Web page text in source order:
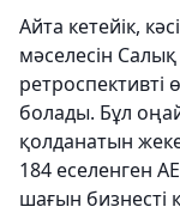
Айта кетейік,
мәселесін
ретроспективті
болады. Бұл
қолданатын
184 еселенген
шағын бизнесті